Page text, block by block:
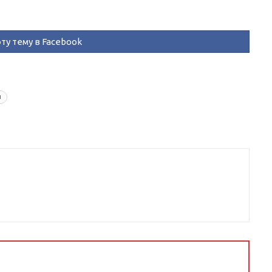
тему в Facebook